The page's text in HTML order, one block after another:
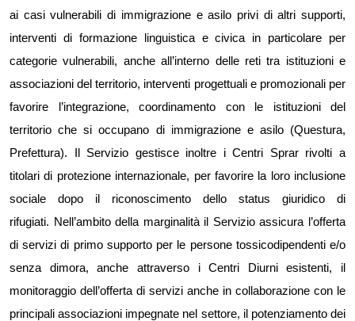
ai casi vulnerabili di immigrazione e asilo privi di altri supporti,
interventi di formazione linguistica e civica in particolare per
categorie vulnerabili, anche all’interno delle reti tra istituzioni e
associazioni del territorio, interventi progettuali e promozionali per
favorire l’integrazione, coordinamento con le istituzioni del
territorio che si occupano di immigrazione e asilo (Questura,
Prefettura). Il Servizio gestisce inoltre i Centri Sprar rivolti a
titolari di protezione internazionale, per favorire la loro inclusione
sociale dopo il riconoscimento dello status giuridico di
rifugiati. Nell’ambito della marginalità il Servizio assicura l’offerta
di servizi di primo supportoper le persone tossicodipendenti e/o
senza dimora, anche attraverso i Centri Diurni esistenti, il
monitoraggio dell’offerta di servizi anche in collaborazione con le
principali associazioni impegnate nel settore, il potenziamento dei